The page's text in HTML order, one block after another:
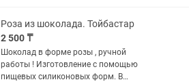
Роза из шоколада. Тойбастар
2 500 ₸
Шоколад в форме розы , ручной
работы ! Изготовление с помощью
пищевых силиконовых форм. В